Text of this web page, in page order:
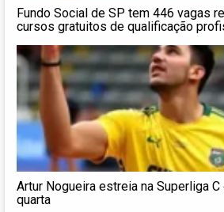
Fundo Social de SP tem 446 vagas
cursos gratuitos de qualificação
Artur Nogueira estreia na Superliga
quarta